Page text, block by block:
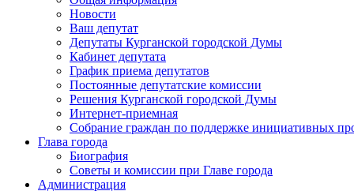
Новости
Ваш депутат
Депутаты Курганской городской Думы
Кабинет депутата
График приема депутатов
Постоянные депутатские комиссии
Решения Курганской городской Думы
Интернет-приемная
Собрание граждан по поддержке инициативных
Глава города
Биография
Советы и комиссии при Главе города
Администрация